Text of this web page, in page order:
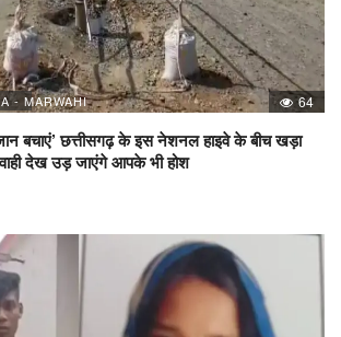
- MARWAHI 64
बचाएं’ छत्तीसगढ़ के इस नेशनल हाइवे के बीच खड़ा
देख उड़ जाएंगे आपके भी होश